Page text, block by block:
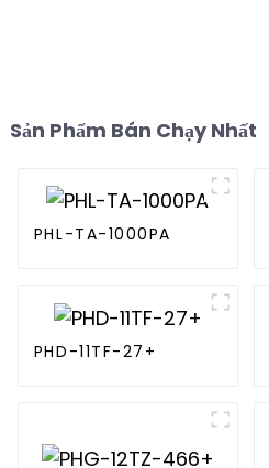
Sản Phẩm Bán Chạy Nhất
PHL-TA-1000PA
PHD-11TF-27+